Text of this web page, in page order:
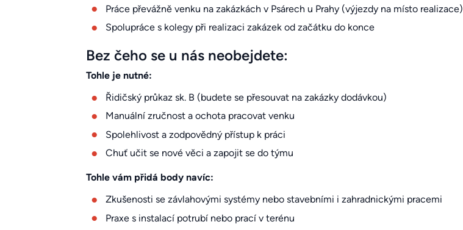
Práce převážně venku na zakázkách v Psárech u Prahy (výjezdy na místo realizace)
Spolupráce s kolegy při realizaci zakázek od začátku do konce
Bez čeho se u nás neobejdete:
Tohle je nutné:
Řidičský průkaz sk. B (budete se přesouvat na zakázky dodávkou)
Manuální zručnost a ochota pracovat venku
Spolehlivost a zodpovědný přístup k práci
Chuť učit se nové věci a zapojit se do týmu
Tohle vám přidá body navíc:
Zkušenosti se závlahovými systémy nebo stavebními i zahradnickými pracemi
Praxe s instalací potrubí nebo prací v terénu